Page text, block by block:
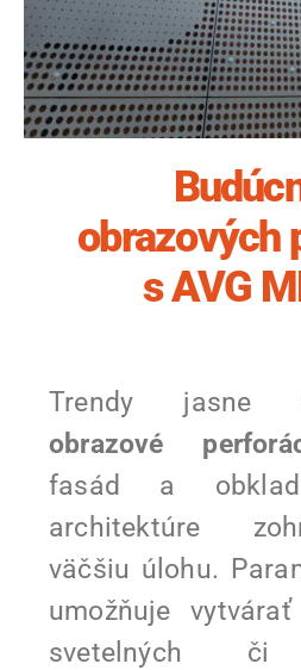
obrazových
s AVG
Trendy jasne
obrazové
fasád a
architektúre
väčšiu úlohu.
umožňuje
svetelných či